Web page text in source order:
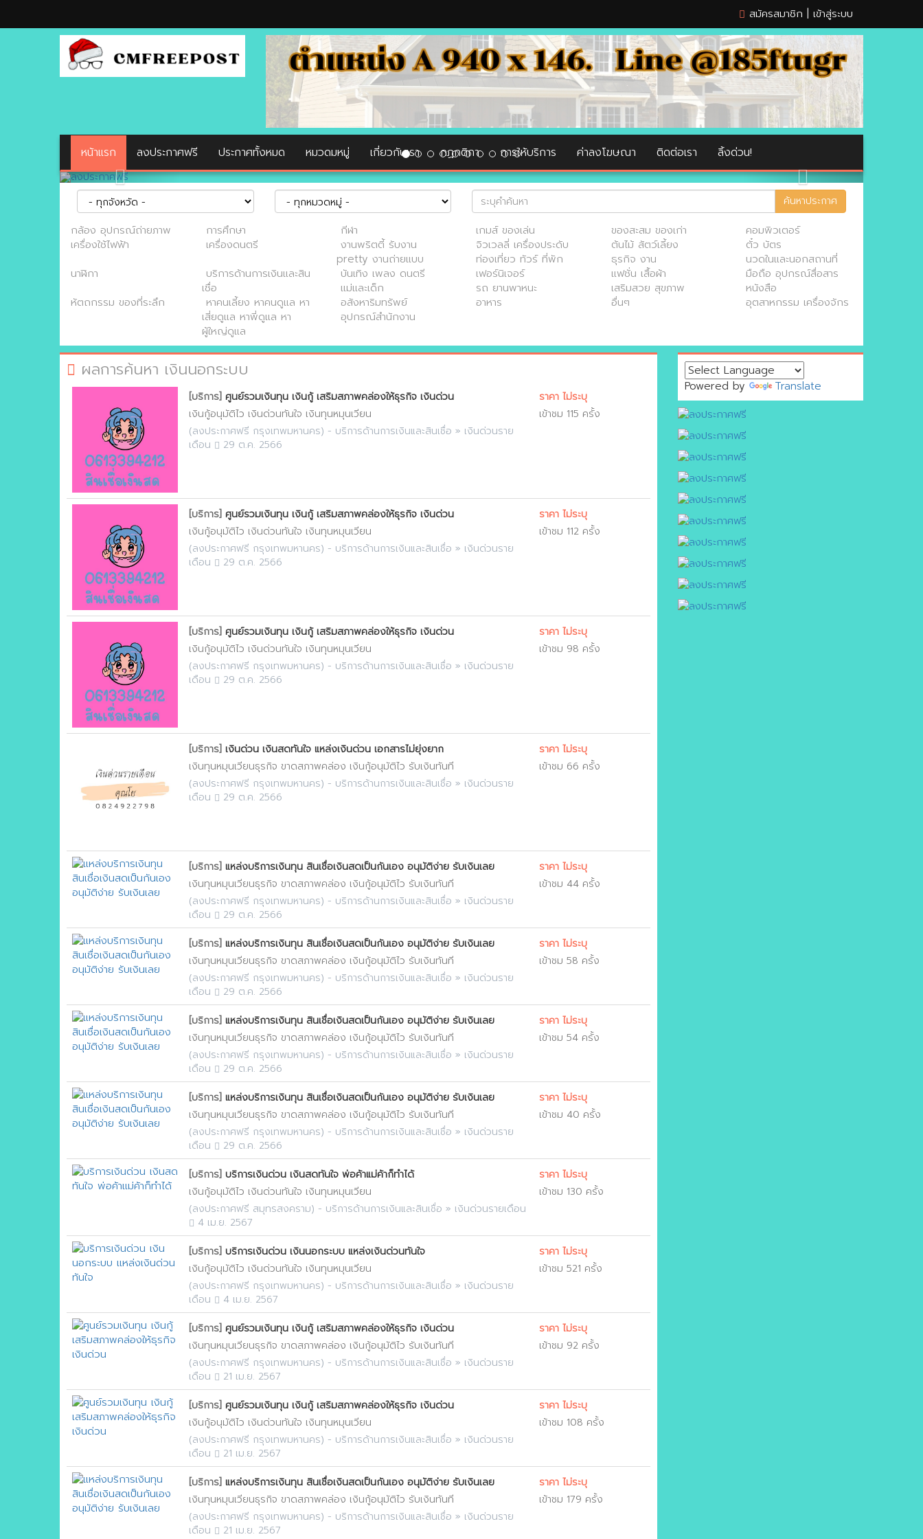
สมัครสมาชิก เข้าสู่ระบบ
หน้าแรก ลงประกาศฟรี ประกาศทั้งหมด หมวดมหมู่ เกี่ยวกับเรา กฏกติกา การให้บริการ ค่าลงโฆษณา ติดต่อเรา ลิ้งด่วน!
ค้นหาประกาศ
กล้อง อุปกรณ์ถ่ายภาพ การศึกษา กีฬา เกมส์ ของเล่น ของสะสม ของเก่า
คอมพิวเตอร์
เครื่องใช้ไฟฟ้า
เครื่องดนตรี
งานพริตตี้ รับงาน
pretty งานถ่ายแบบ
จิวเวลลี่ เครื่องประดับ ต้นไม้ สัตว์เลี้ยง
ตั๋ว บัตร
ท่องเที่ยว ทัวร์ ที่พัก
ธุรกิจ งาน
นวดในและนอกสถานที่
นาฬิกา
บริการด้านการเงินและสิน
เชื่อ
บันเทิง เพลง ดนตรี เฟอร์นิเจอร์ แฟชั่น เสื้อผ้า
มือถือ อุปกรณ์สื่อสาร
แม่และเด็ก
รถ ยานพาหนะ เสริมสวย สุขภาพ
หนังสือ
หัตถกรรม ของที่ระลึก
หาคนเลี้ยง หาคนดูแล หา
เสี่ยดูแล หาพี่ดูแล หา
ผู้ใหญ่ดูแล
อสังหาริมทรัพย์ อาหาร อื่นๆ
อุตสาหกรรม เครื่องจักร
อุปกรณ์สำนักงาน
ผลการค้นหา เงินนอกระบบ
[บริการ] ศูนย์รวมเงินทุน เงินกู้ เสริมสภาพคล่องให้ธุรกิจ เงินด่วน
เงินกู้อนุมัติไว เงินด่วนทันใจ เงินทุนหมุนเวียน
(ลงประกาศฟรี กรุงเทพมหานคร) - บริการด้านการเงินและสินเชื่อ » เงินด่วนราย
เดือน
29 ต.ค. 2566
ราคา ไม่ระบุ
เข้าชม 115 ครั้ง
[บริการ] ศูนย์รวมเงินทุน เงินกู้ เสริมสภาพคล่องให้ธุรกิจ เงินด่วน
เงินกู้อนุมัติไว เงินด่วนทันใจ เงินทุนหมุนเวียน
(ลงประกาศฟรี กรุงเทพมหานคร) - บริการด้านการเงินและสินเชื่อ » เงินด่วนราย
เดือน
29 ต.ค. 2566
ราคา ไม่ระบุ
เข้าชม 112 ครั้ง
[บริการ] ศูนย์รวมเงินทุน เงินกู้ เสริมสภาพคล่องให้ธุรกิจ เงินด่วน
เงินกู้อนุมัติไว เงินด่วนทันใจ เงินทุนหมุนเวียน
(ลงประกาศฟรี กรุงเทพมหานคร) - บริการด้านการเงินและสินเชื่อ » เงินด่วนราย
เดือน
29 ต.ค. 2566
ราคา ไม่ระบุ
เข้าชม 98 ครั้ง
[บริการ] เงินด่วน เงินสดทันใจ แหล่งเงินด่วน เอกสารไม่ยุ่งยาก
เงินทุนหมุนเวียนธุรกิจ ขาดสภาพคล่อง เงินกู้อนุมัติไว รับเงินทันที
(ลงประกาศฟรี กรุงเทพมหานคร) - บริการด้านการเงินและสินเชื่อ » เงินด่วนราย
เดือน
29 ต.ค. 2566
ราคา ไม่ระบุ
เข้าชม 66 ครั้ง
[บริการ] แหล่งบริการเงินทุน สินเชื่อเงินสดเป็นกันเอง อนุมัติง่าย รับเงินเลย
เงินทุนหมุนเวียนธุรกิจ ขาดสภาพคล่อง เงินกู้อนุมัติไว รับเงินทันที
(ลงประกาศฟรี กรุงเทพมหานคร) - บริการด้านการเงินและสินเชื่อ » เงินด่วนราย
เดือน
29 ต.ค. 2566
ราคา ไม่ระบุ
เข้าชม 44 ครั้ง
[บริการ] แหล่งบริการเงินทุน สินเชื่อเงินสดเป็นกันเอง อนุมัติง่าย รับเงินเลย
เงินทุนหมุนเวียนธุรกิจ ขาดสภาพคล่อง เงินกู้อนุมัติไว รับเงินทันที
(ลงประกาศฟรี กรุงเทพมหานคร) - บริการด้านการเงินและสินเชื่อ » เงินด่วนราย
เดือน
29 ต.ค. 2566
ราคา ไม่ระบุ
เข้าชม 58 ครั้ง
[บริการ] แหล่งบริการเงินทุน สินเชื่อเงินสดเป็นกันเอง อนุมัติง่าย รับเงินเลย
เงินทุนหมุนเวียนธุรกิจ ขาดสภาพคล่อง เงินกู้อนุมัติไว รับเงินทันที
(ลงประกาศฟรี กรุงเทพมหานคร) - บริการด้านการเงินและสินเชื่อ » เงินด่วนราย
เดือน
29 ต.ค. 2566
ราคา ไม่ระบุ
เข้าชม 54 ครั้ง
[บริการ] แหล่งบริการเงินทุน สินเชื่อเงินสดเป็นกันเอง อนุมัติง่าย รับเงินเลย
เงินทุนหมุนเวียนธุรกิจ ขาดสภาพคล่อง เงินกู้อนุมัติไว รับเงินทันที
(ลงประกาศฟรี กรุงเทพมหานคร) - บริการด้านการเงินและสินเชื่อ » เงินด่วนราย
เดือน
29 ต.ค. 2566
ราคา ไม่ระบุ
เข้าชม 40 ครั้ง
[บริการ] บริการเงินด่วน เงินสดทันใจ พ่อค้าแม่ค้าก็ทำได้
เงินกู้อนุมัติไว เงินด่วนทันใจ เงินทุนหมุนเวียน
(ลงประกาศฟรี สมุทรสงคราม) - บริการด้านการเงินและสินเชื่อ » เงินด่วนรายเดือน
4 เม.ย. 2567
ราคา ไม่ระบุ
เข้าชม 130 ครั้ง
[บริการ] บริการเงินด่วน เงินนอกระบบ แหล่งเงินด่วนทันใจ
เงินกู้อนุมัติไว เงินด่วนทันใจ เงินทุนหมุนเวียน
(ลงประกาศฟรี กรุงเทพมหานคร) - บริการด้านการเงินและสินเชื่อ » เงินด่วนราย
เดือน
4 เม.ย. 2567
ราคา ไม่ระบุ
เข้าชม 521 ครั้ง
[บริการ] ศูนย์รวมเงินทุน เงินกู้ เสริมสภาพคล่องให้ธุรกิจ เงินด่วน
เงินทุนหมุนเวียนธุรกิจ ขาดสภาพคล่อง เงินกู้อนุมัติไว รับเงินทันที
(ลงประกาศฟรี กรุงเทพมหานคร) - บริการด้านการเงินและสินเชื่อ » เงินด่วนราย
เดือน
21 เม.ย. 2567
ราคา ไม่ระบุ
เข้าชม 92 ครั้ง
[บริการ] ศูนย์รวมเงินทุน เงินกู้ เสริมสภาพคล่องให้ธุรกิจ เงินด่วน
เงินกู้อนุมัติไว เงินด่วนทันใจ เงินทุนหมุนเวียน
(ลงประกาศฟรี กรุงเทพมหานคร) - บริการด้านการเงินและสินเชื่อ » เงินด่วนราย
เดือน
21 เม.ย. 2567
ราคา ไม่ระบุ
เข้าชม 108 ครั้ง
[บริการ] แหล่งบริการเงินทุน สินเชื่อเงินสดเป็นกันเอง อนุมัติง่าย รับเงินเลย
เงินทุนหมุนเวียนธุรกิจ ขาดสภาพคล่อง เงินกู้อนุมัติไว รับเงินทันที
(ลงประกาศฟรี กรุงเทพมหานคร) - บริการด้านการเงินและสินเชื่อ » เงินด่วนราย
เดือน
21 เม.ย. 2567
ราคา ไม่ระบุ
เข้าชม 179 ครั้ง
Powered by Translate